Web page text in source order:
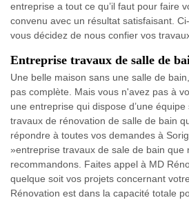
entreprise a tout ce qu’il faut pour faire
convenu avec un résultat satisfaisant.
vous décidez de nous confier vos
Entreprise travaux de salle de
Une belle maison sans une salle de
pas complète. Mais vous n'avez pas à
une entreprise qui dispose d’une
travaux de rénovation de salle de bain
répondre à toutes vos demandes à
»entreprise travaux de sale de bain que
recommandons. Faites appel à MD
quelque soit vos projets concernant
Rénovation est dans la capacité totale